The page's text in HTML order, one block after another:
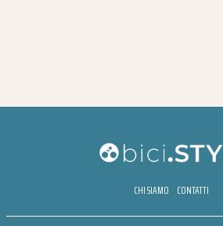
CHI SIAMO CONTATTI